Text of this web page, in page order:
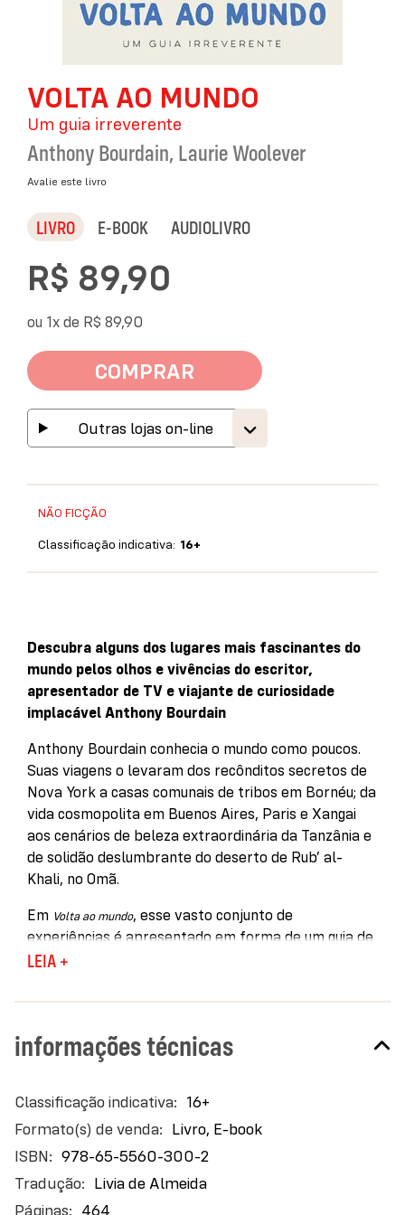
Galeria
VOLTA AO MUNDO
Um guia irreverente
Anthony Bourdain, Laurie Woolever
Avalie este livro
LIVRO E-BOOK AUDIOLIVRO
COMPRAR
R$ 89,90
ou 1x de R$ 89,90
Outras lojas on-line
NÃO FICÇÃO
Classificação indicativa: 16+
Descubra alguns dos lugares mais fascinantes do
mundo pelos olhos e vivências do escritor,
apresentador de TV e viajante de curiosidade
implacável Anthony Bourdain
Anthony Bourdain conhecia o mundo como poucos.
Suas viagens o levaram dos recônditos secretos de
Nova York a casas comunais de tribos em Bornéu; da
vida cosmopolita em Buenos Aires, Paris e Xangai
aos cenários de beleza extraordinária da Tanzânia e
de solidão deslumbrante do deserto de Rub’ al-
Khali, no Omã.
Em Volta ao mundo, esse vasto conjunto de
experiências é apresentado em forma de um guia de
viagens divertido, prático e objetivo, oferecendo um
afetiva de Bourdain. Narrado por Laurie Woolever,
declarações sempre irreverentes do próprio,
extraídas de suas milhares de horas de viagens
Com dicas preciosas de lugares onde comer e se
locomoção, o guia contextualiza inúmeros locais que
o apresentador considerava encantadores,
memoráveis e fundamentais. E conta ainda com
LEIA +
informações técnicas
Mais
informações
16+
Livro, E-book
978-65-5560-300-2
Livia de Almeida
464